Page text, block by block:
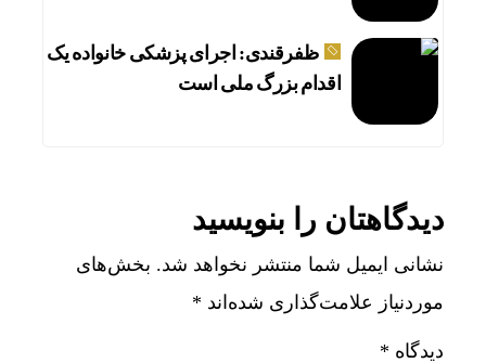
ظفرقندی: اجرای پزشکی خانواده یک
اقدام بزرگ ملی است
دیدگاهتان را بنویسید
نشانی ایمیل شما منتشر نخواهد شد. بخش‌های
موردنیاز علامت‌گذاری شده‌اند *
دیدگاه *